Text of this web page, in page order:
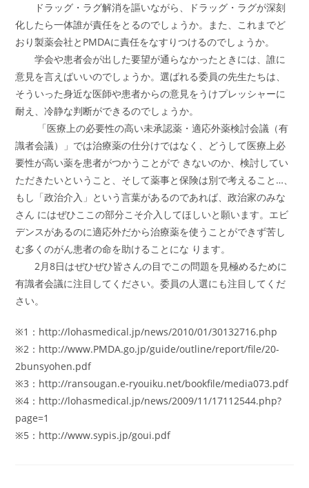
ドラッグ・ラグ解消を謳いながら、ドラッグ・ラグが深刻
化したら一体誰が責任をとるのでしょうか。また、これまでど
おり製薬会社とPMDAに責任をなすりつけるのでしょうか。
学会や患者会が出した要望が通らなかったときには、誰に
意見を言えばいいのでしょうか。選ばれる委員の先生たちは、
そういった身近な医師や患者からの意見をうけプレッシャーに
耐え、冷静な判断ができるのでしょうか。
「医療上の必要性の高い未承認薬・適応外薬検討会議（有
識者会議）」では治療薬の仕分けではなく、どうして医療上必
要性が高い薬を患者がつかうことがで きないのか、検討してい
ただきたいということ、そして薬事と保険は別で考えること…、
もし「政治介入」という言葉があるのであれば、政治家のみな
さん にはぜひここの部分こそ介入してほしいと願います。エビ
デンスがあるのに適応外だから治療薬を使うことができず苦し
む多くのがん患者の命を助けることにな ります。
2月8日はぜひぜひ皆さんの目でこの問題を見極めるために
有識者会議に注目してください。委員の人選にも注目してくだ
さい。
※1：http://lohasmedical.jp/news/2010/01/30132716.php
※2：http://www.PMDA.go.jp/guide/outline/report/file/20-
2bunsyohen.pdf
※3：http://ransougan.e-ryouiku.net/bookfile/media073.pdf
※4：http://lohasmedical.jp/news/2009/11/17112544.php?
page=1
※5：http://www.sypis.jp/goui.pdf